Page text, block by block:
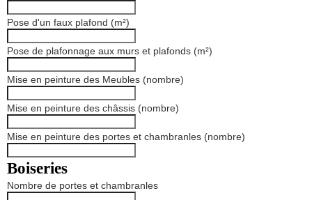
Pose d'un faux plafond (m²)
Pose de plafonnage aux murs et plafonds (m²)
Mise en peinture des Meubles (nombre)
Mise en peinture des châssis (nombre)
Mise en peinture des portes et chambranles (nombre)
Boiseries
Nombre de portes et chambranles